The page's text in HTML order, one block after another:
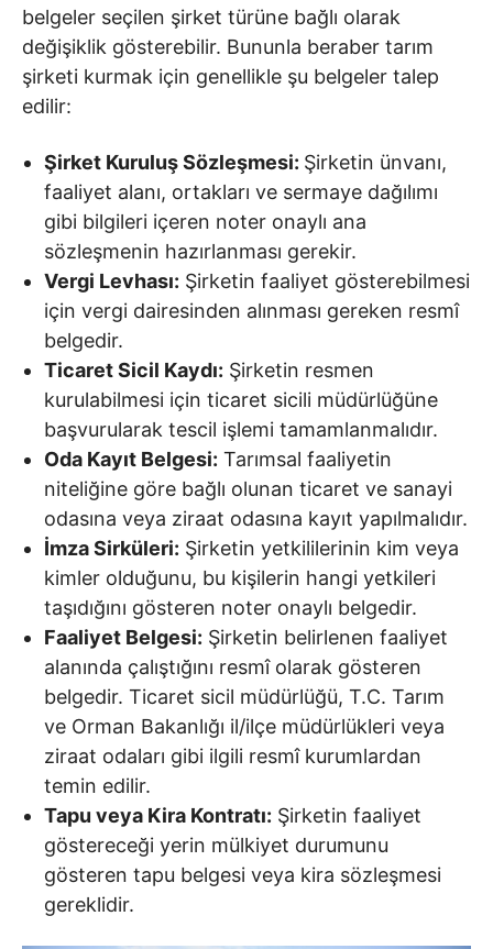
belgeler seçilen şirket türüne bağlı olarak
değişiklik gösterebilir. Bununla beraber tarım
şirketi kurmak için genellikle şu belgeler talep
edilir:
Şirket Kuruluş Sözleşmesi: Şirketin ünvanı,
faaliyet alanı, ortakları ve sermaye dağılımı
gibi bilgileri içeren noter onaylı ana
sözleşmenin hazırlanması gerekir.
Vergi Levhası: Şirketin faaliyet gösterebilmesi
için vergi dairesinden alınması gereken resmî
belgedir.
Ticaret Sicil Kaydı: Şirketin resmen
kurulabilmesi için ticaret sicili müdürlüğüne
başvurularak tescil işlemi tamamlanmalıdır.
Oda Kayıt Belgesi: Tarımsal faaliyetin
niteliğine göre bağlı olunan ticaret ve sanayi
odasına veya ziraat odasına kayıt yapılmalıdır.
İmza Sirküleri: Şirketin yetkililerinin kim veya
kimler olduğunu, bu kişilerin hangi yetkileri
taşıdığını gösteren noter onaylı belgedir.
Faaliyet Belgesi: Şirketin belirlenen faaliyet
alanında çalıştığını resmî olarak gösteren
belgedir. Ticaret sicil müdürlüğü, T.C. Tarım
ve Orman Bakanlığı il/ilçe müdürlükleri veya
ziraat odaları gibi ilgili resmî kurumlardan
temin edilir.
Tapu veya Kira Kontratı: Şirketin faaliyet
göstereceği yerin mülkiyet durumunu
gösteren tapu belgesi veya kira sözleşmesi
gereklidir.